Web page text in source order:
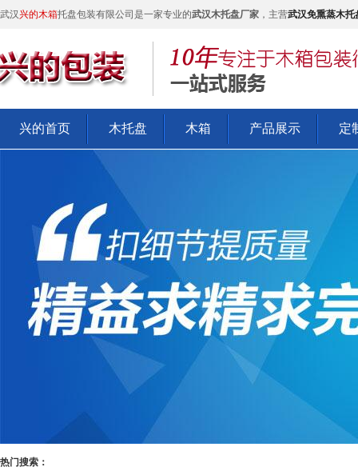
武汉兴的木箱托盘包装有限公司是一家专业的武汉木托盘厂家 ，主营武汉免熏蒸木托
兴的首页 木托盘 木箱 产品展示 定
热门搜索：